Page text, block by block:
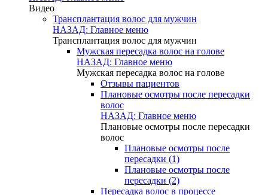
Видео
Трансплантация волос для мужчин
НАЗАД: Главное меню
Трансплантация волос для мужчин
Мужская пересадка волос на голове
НАЗАД: Главное меню
Мужская пересадка волос на голове
Отзывы пациентов
Плановые осмотры после пересадки
волос
НАЗАД: Главное меню
Плановые осмотры после пересадки
волос
Плановые осмотры после
пересадки (1)
Плановые осмотры после
пересадки (2)
Пересадка волос в процессе